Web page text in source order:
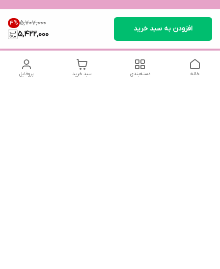
۵٬۷۰۷٬۰۰۰ 4%
5,422,000
افزودن به سبد خرید
پروفایل سبد خرید دسته‌بندی خانه